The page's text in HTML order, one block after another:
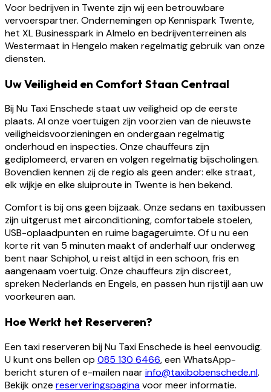
Voor bedrijven in Twente zijn wij een betrouwbare
vervoerspartner. Ondernemingen op Kennispark Twente,
het XL Businesspark in Almelo en bedrijventerreinen als
Westermaat in Hengelo maken regelmatig gebruik van onze
diensten.
Uw Veiligheid en Comfort Staan Centraal
Bij Nu Taxi Enschede staat uw veiligheid op de eerste
plaats. Al onze voertuigen zijn voorzien van de nieuwste
veiligheidsvoorzieningen en ondergaan regelmatig
onderhoud en inspecties. Onze chauffeurs zijn
gediplomeerd, ervaren en volgen regelmatig bijscholingen.
Bovendien kennen zij de regio als geen ander: elke straat,
elk wijkje en elke sluiproute in Twente is hen bekend.
Comfort is bij ons geen bijzaak. Onze sedans en taxibussen
zijn uitgerust met airconditioning, comfortabele stoelen,
USB-oplaadpunten en ruime bagageruimte. Of u nu een
korte rit van 5 minuten maakt of anderhalf uur onderweg
bent naar Schiphol, u reist altijd in een schoon, fris en
aangenaam voertuig. Onze chauffeurs zijn discreet,
spreken Nederlands en Engels, en passen hun rijstijl aan uw
voorkeuren aan.
Hoe Werkt het Reserveren?
Een taxi reserveren bij Nu Taxi Enschede is heel eenvoudig.
U kunt ons bellen op 085 130 6466, een WhatsApp-
bericht sturen of e-mailen naarinfo@taxibobenschede.nl.
Bekijk onze reserveringspaginavoor meer informatie.